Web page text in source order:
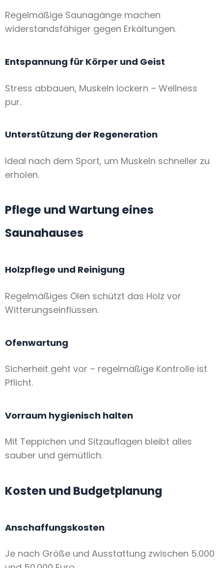
Regelmäßige Saunagänge machen
widerstandsfähiger gegen Erkältungen.
Entspannung für Körper und Geist
Stress abbauen, Muskeln lockern – Wellness
pur.
Unterstützung der Regeneration
Ideal nach dem Sport, um Muskeln schneller zu
erholen.
Pflege und Wartung eines
Saunahauses
Holzpflege und Reinigung
Regelmäßiges Ölen schützt das Holz vor
Witterungseinflüssen.
Ofenwartung
Sicherheit geht vor – regelmäßige Kontrolle ist
Pflicht.
Vorraum hygienisch halten
Mit Teppichen und Sitzauflagen bleibt alles
sauber und gemütlich.
Kosten und Budgetplanung
Anschaffungskosten
Je nach Größe und Ausstattung zwischen 5.000